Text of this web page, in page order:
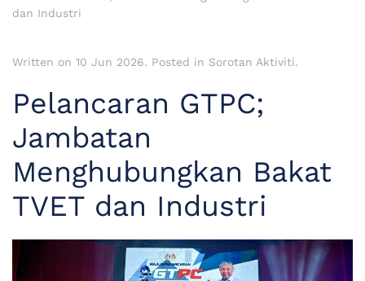
dan Industri
Written on 10 Jun 2026. Posted in Sorotan Aktiviti.
Pelancaran GTPC;
Jambatan
Menghubungkan Bakat
TVET dan Industri